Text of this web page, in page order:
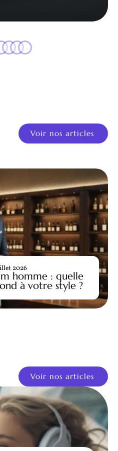
Voir nos articles
homme : quelle
à votre style ?
2026
Voir nos articles